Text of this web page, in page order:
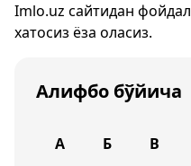
Imlo.uz сайтидан
хатосиз ёза оласиз.
Алифбо бўйича
А Б В